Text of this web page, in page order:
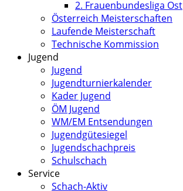
2. Frauenbundesliga Ost
Österreich Meisterschaften
Laufende Meisterschaft
Technische Kommission
Jugend
Jugend
Jugendturnierkalender
Kader Jugend
ÖM Jugend
WM/EM Entsendungen
Jugendgütesiegel
Jugendschachpreis
Schulschach
Service
Schach-Aktiv